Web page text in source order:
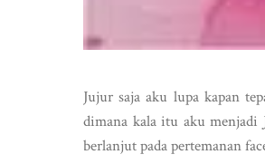
Jujur saja aku lupa kapan
dimana kala itu aku menjadi
berlanjut pada pertemanan